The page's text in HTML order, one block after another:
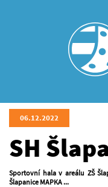
06.12.2022
SH
Sportovní hala v areálu ZŠ
Šlapanice MAPKA ...